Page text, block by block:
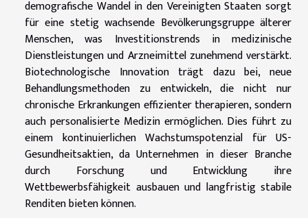
demografische Wandel in den Vereinigten Staaten sorgt
für eine stetig wachsende Bevölkerungsgruppe älterer
Menschen, was Investitionstrends in medizinische
Dienstleistungen und Arzneimittel zunehmend verstärkt.
Biotechnologische Innovation trägt dazu bei, neue
Behandlungsmethoden zu entwickeln, die nicht nur
chronische Erkrankungen effizienter therapieren, sondern
auch personalisierte Medizin ermöglichen. Dies führt zu
einem kontinuierlichen Wachstumspotenzial für US-
Gesundheitsaktien, da Unternehmen in dieser Branche
durch Forschung und Entwicklung ihre
Wettbewerbsfähigkeit ausbauen und langfristig stabile
Renditen bieten können.